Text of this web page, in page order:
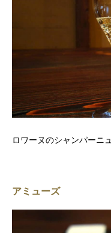
ロワーヌのシャンパーニュ
アミューズ